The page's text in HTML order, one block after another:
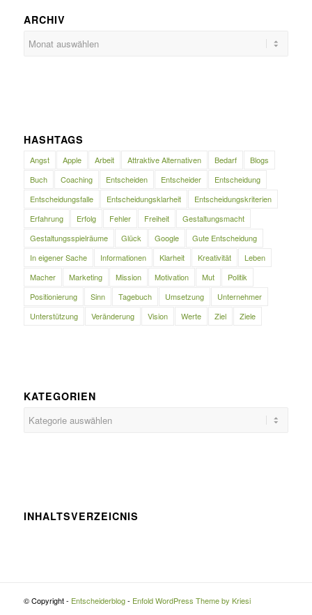
ARCHIV
HASHTAGS
Angst Apple Arbeit Attraktive Alternativen Bedarf
Blogs
Buch
Coaching Entscheiden Entscheider
Entscheidung
Entscheidungsfalle
Entscheidungsklarheit
Entscheidungskriterien
Erfahrung
Erfolg Fehler Freiheit
Gestaltungsmacht
Gestaltungsspielräume
Glück Google
Gute Entscheidung
In eigener Sache
Informationen Klarheit Kreativität
Leben
Macher
Marketing Mission Motivation Mut
Politik
Positionierung
Sinn Tagebuch Umsetzung
Unternehmer
Unterstützung
Veränderung Vision Werte Ziel Ziele
KATEGORIEN
INHALTSVERZEICNIS
© Copyright - Entscheiderblog- Enfold WordPress Theme by Kriesi